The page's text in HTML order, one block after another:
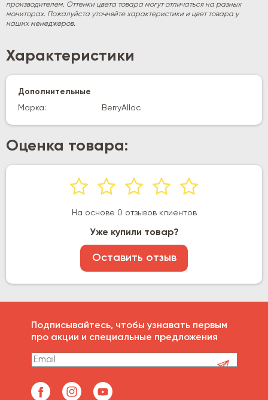
производителем. Оттенки цвета товара могут отличаться на разных
мониторах. Пожалуйста уточняйте характеристики и цвет товара у
наших менеджеров.
Характеристики
Дополнительные
Марка:
BerryAlloc
Оценка товара:
На основе 0 отзывов клиентов
Уже купили товар?
Оставить отзыв
Подписывайтесь, чтобы узнавать первым
про акции и специальные предложения